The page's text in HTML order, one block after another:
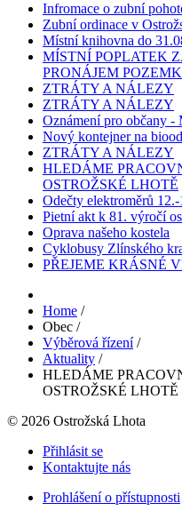
Infromace o zubní
Zubní ordinace v
Místní knihovna do
MÍSTNÍ POPLATEK
PRONÁJEM
ZTRÁTY A NÁLEZY
ZTRÁTY A NÁLEZY
Oznámení pro občany
Nový kontejner na
ZTRÁTY A NÁLEZY
HLEDÁME
OSTROŽSKÉ LHOTĚ
Odečty elektroměrů
Pietní akt k 81. výročí
Oprava našeho kostela
Cyklobusy Zlínského
PŘEJEME KRÁSNÉ
Home /
Obec /
Výběrová řízení /
Aktuality /
HLEDÁME
OSTROŽSKÉ LHOTĚ
© 2026 Ostrožská Lhota
Přihlásit se
Kontaktujte nás
Prohlášení o přístupnosti